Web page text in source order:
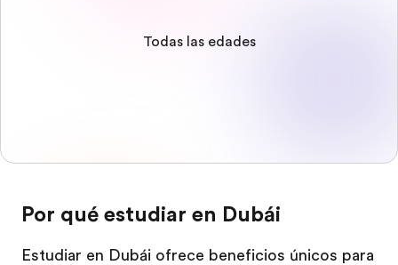
Todas las edades
Por qué estudiar en Dubái
Estudiar en Dubái ofrece beneficios únicos para